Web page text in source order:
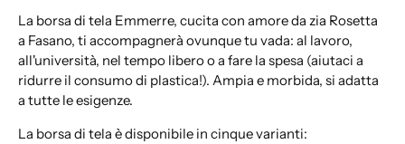
La borsa di tela Emmerre, cucita con amore da zia Rosetta
a Fasano, ti accompagnerà ovunque tu vada: al lavoro,
all'università, nel tempo libero o a fare la spesa (aiutaci a
ridurre il consumo di plastica!). Ampia e morbida, si adatta
a tutte le esigenze.
La borsa di tela è disponibile in cinque varianti: